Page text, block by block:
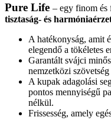
Pure Life – egy finom és
tisztaság- és
A hatékonyság, amit
elegendő a tökéletes
Garantált svájci
nemzetközi
A kupak adagolási
pontos mennyiségű
nélkül.
Frissesség, amely